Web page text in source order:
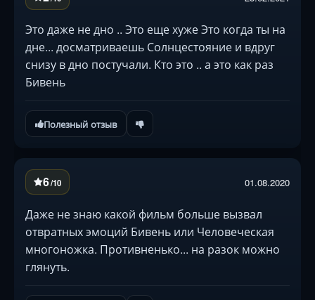
Это даже не дно .. Это еще хуже Это когда ты на
дне... досматриваешь Солнцестояние и вдруг
снизу в дно постучали. Кто это .. а это как раз
Бивень
Полезный отзыв
6/10 01.08.2020
Даже не знаю какой фильм больше вызвал
отвратных эмоций Бивень или Человеческая
многоножка. Противненько... на разок можно
глянуть.